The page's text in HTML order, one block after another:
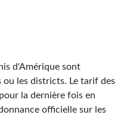
d'Amérique sont
les districts. Le tarif des
la dernière fois en
officielle sur les